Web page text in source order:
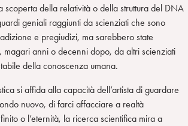
scoperta della relatività o della struttura del DNA
geniali raggiunti da scienziati che sono
e pregiudizi, ma sarebbero state
magari anni o decenni dopo, da altri scienziati
della conoscenza umana.
si affida alla capacità dell’artista di guardare
nuovo, di farci affacciare a realtà
o l’eternità, la ricerca scientifica mira a